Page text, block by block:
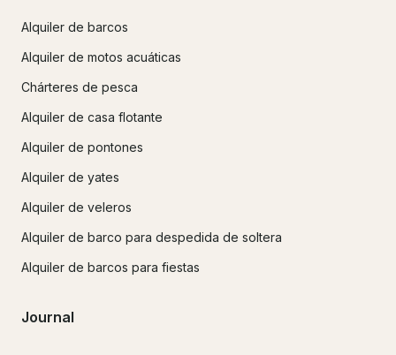
Alquiler de barcos
Alquiler de motos acuáticas
Chárteres de pesca
Alquiler de casa flotante
Alquiler de pontones
Alquiler de yates
Alquiler de veleros
Alquiler de barco para despedida de soltera
Alquiler de barcos para fiestas
Journal